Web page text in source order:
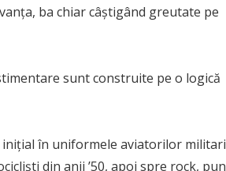
ba chiar câștigând greutate pe
sunt construite pe o logică
inițial în uniformele aviatorilor militari
din anii ’50, apoi spre rock,